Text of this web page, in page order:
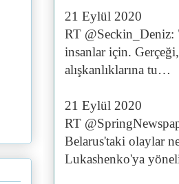
21 Eylül 2020
RT @Seckin_Deniz:
insanlar için.
alışkanlıklarına tu…
21 Eylül 2020
RT
Belarus'taki olaylar
Lukashenko'ya